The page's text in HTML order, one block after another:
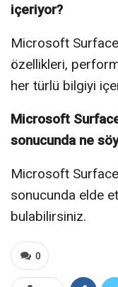
içeriyor?
Microsoft Surface
özellikleri,
her türlü bilgiyi
Microsoft
sonucunda ne
Microsoft
sonucunda elde
bulabilirsiniz.
0